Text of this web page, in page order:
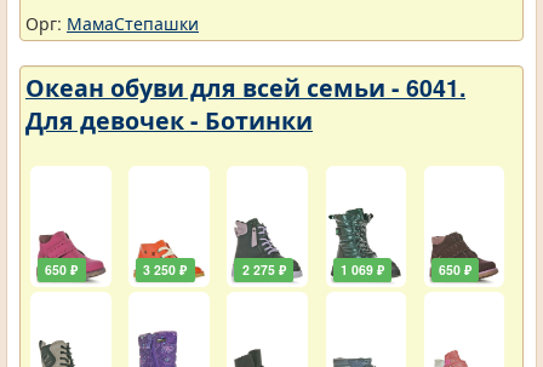
Орг: МамаСтепашки
Океан обуви для всей семьи - 6041.
Для девочек - Ботинки
650 ₽ 3 250 ₽ 2 275 ₽ 1 069 ₽ 650 ₽